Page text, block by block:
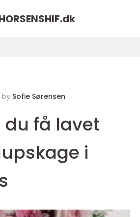
dk
by Sofie Sørensen
du få lavet
i